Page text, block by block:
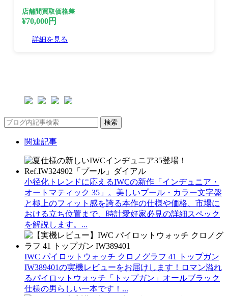
店舗間買取価格差
¥70,000円
詳細を見る
検索
関連記事
小径化トレンドに応えるIWCの新作「インヂュニア・
オートマティック 35」。美しいプール・カラー文字盤
と極上のフィット感を誇る本作の仕様や価格、市場に
おける立ち位置まで、時計愛好家必見の詳細スペック
を解説します。...
IWC パイロットウォッチ クロノグラフ 41 トップガン
IW389401の実機レビューをお届けします！ロマン溢れ
るパイロットウォッチ「トップガン」オールブラック
仕様の男らしい一本です！...